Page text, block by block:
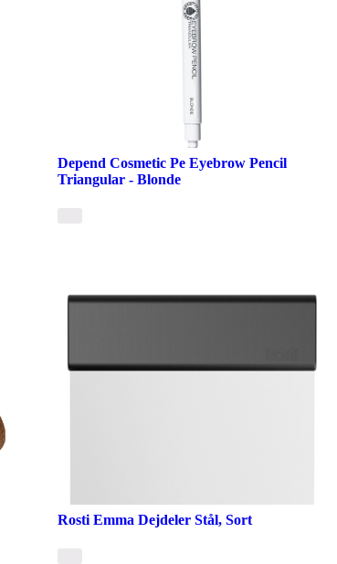
Depend Cosmetic Pe Eyebrow Pencil
Triangular - Blonde
Rosti Emma Dejdeler Stål, Sort